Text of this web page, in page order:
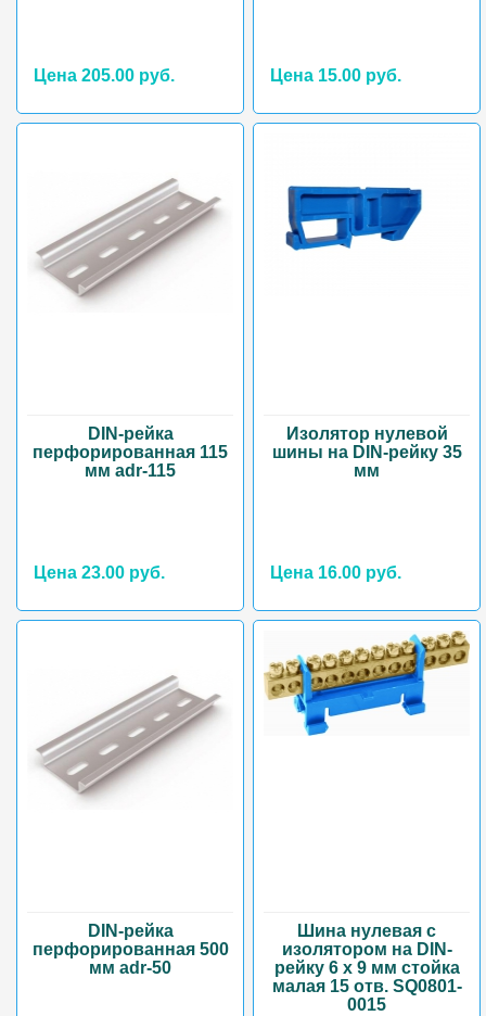
Цена 205.00 руб. Цена 15.00 руб.
DIN-рейка
перфорированная 115
мм adr-115
Цена 23.00 руб.
Изолятор нулевой
шины на DIN-рейку 35
мм
Цена 16.00 руб.
DIN-рейка
перфорированная 500
мм adr-50
Шина нулевая с
изолятором на DIN-
рейку 6 x 9 мм стойка
малая 15 отв. SQ0801-
0015